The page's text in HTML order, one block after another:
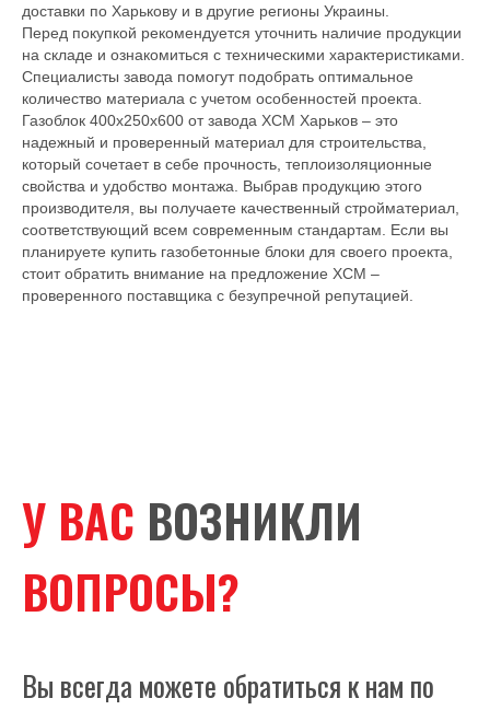
доставки по Харькову и в другие регионы Украины.
Перед покупкой рекомендуется уточнить наличие продукции
на складе и ознакомиться с техническими характеристиками.
Специалисты завода помогут подобрать оптимальное
количество материала с учетом особенностей проекта.
Газоблок 400х250х600 от завода ХСМ Харьков – это
надежный и проверенный материал для строительства,
который сочетает в себе прочность, теплоизоляционные
свойства и удобство монтажа. Выбрав продукцию этого
производителя, вы получаете качественный стройматериал,
соответствующий всем современным стандартам. Если вы
планируете купить газобетонные блоки для своего проекта,
стоит обратить внимание на предложение ХСМ –
проверенного поставщика с безупречной репутацией.
У ВАС ВОЗНИКЛИ
ВОПРОСЫ?
Вы всегда можете обратиться к нам по